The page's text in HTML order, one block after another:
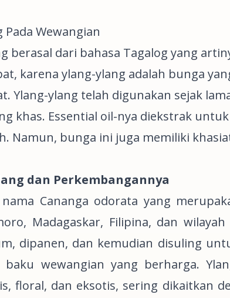
Wewangian
berasal dari bahasa Tagalog yang
karena ylang-ylang adalah bunga
Ylang-ylang telah digunakan sejak
khas. Essential oil-nya diekstrak
Namun, bunga ini juga memiliki
dan Perkembangannya
Cananga odorata yang
Madagaskar, Filipina, dan
dipanen, dan kemudian disuling
baku wewangian yang berharga.
floral, dan eksotis, sering dikaitkan